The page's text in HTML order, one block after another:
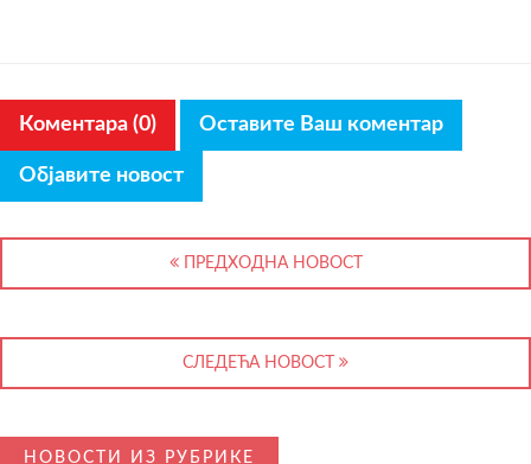
Коментара (0) Оставите Ваш коментар
Објавите новост
ПРЕДХОДНА НОВОСТ
СЛЕДЕЋА НОВОСТ
НОВОСТИ ИЗ РУБРИКЕ